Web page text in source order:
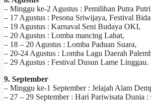
– Minggu ke-2 Agustus : Pemilihan Putra
– 17 Agustus : Pesona Sriwijaya, Festival
– 19 Agustus : Karnaval Seni Budaya OKI,
– 20 Agustus : Lomba mancing Lahat,
– 18 – 20 Agustus : Lomba Paduan Suara,
– 20-24 Agustus : Lomba Lagu Daerah
– 29 Agustus : Festival Dusun Lame Linggau.
9. September
– Minggu ke-1 September : Jelajah Alam
– 27 – 29 September : Hari Pariwisata Dunia